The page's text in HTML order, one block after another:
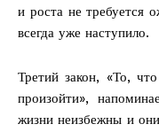
и роста не требуется
всегда уже наступило.
Третий закон, «То,
произойти»,
жизни неизбежны и